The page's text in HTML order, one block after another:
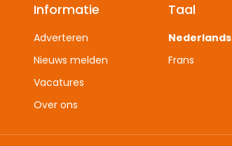
Informatie
Adverteren
Nieuws melden
Vacatures
Over ons
Taal
Nederlands
Frans